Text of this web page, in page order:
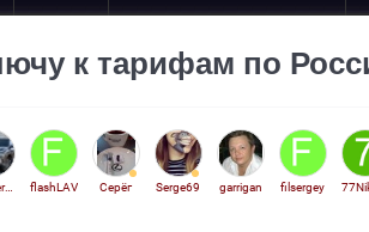
к тарифам по
Winner99 flashLAV Серёг Serge69 garrigan filsergey